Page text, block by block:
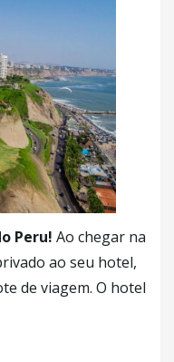
Peru! Ao chegar na
ao seu hotel,
de viagem. O hotel
de Lima,